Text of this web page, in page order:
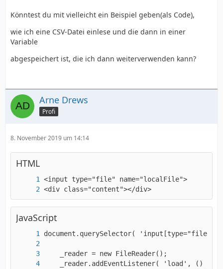
Könntest du mit vielleicht ein Beispiel geben(als Code),
wie ich eine CSV-Datei einlese und die dann in einer
Variable
abgespeichert ist, die ich dann weiterverwenden kann?
Arne Drews
Profi
8. November 2019 um 14:14
HTML
<div class="content"></div>
JavaScript